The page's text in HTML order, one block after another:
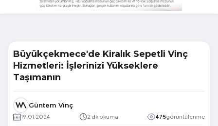
Büyükçekmece'de Kiralık Sepetli Vinç
Hizmetleri: İşlerinizi Yükseklere
Taşımanın
Güntem Vinç
19.01.2024 2 dk okuma 475görüntülenme